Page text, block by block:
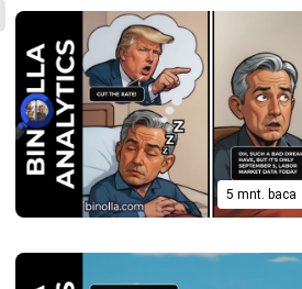
5 mnt. baca